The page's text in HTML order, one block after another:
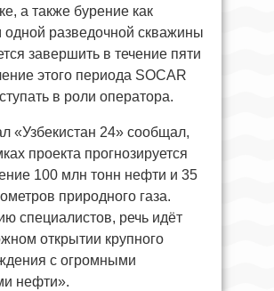
а также бурение как
разведочной скважины
завершить в течение пяти
этого периода SOCAR
в роли оператора.
«Узбекистан 24» сообщал,
проекта прогнозируется
100 млн тонн нефти и 35
природного газа.
специалистов, речь идёт
открытии крупного
с огромными
нефти».